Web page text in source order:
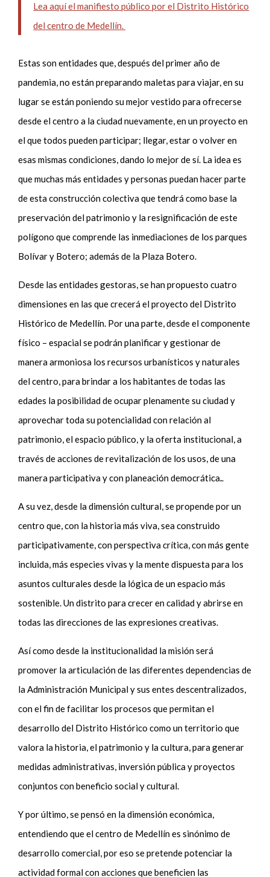
Lea aquí el manifiesto público por el Distrito Histórico
del centro de Medellín.
Estas son entidades que, después del primer año de
pandemia, no están preparando maletas para viajar, en su
lugar se están poniendo su mejor vestido para ofrecerse
desde el centro a la ciudad nuevamente, en un proyecto en
el que todos pueden participar; llegar, estar o volver en
esas mismas condiciones, dando lo mejor de sí. La idea es
que muchas más entidades y personas puedan hacer parte
de esta construcción colectiva que tendrá como base la
preservación del patrimonio y la resignificación de este
polígono que comprende las inmediaciones de los parques
Bolívar y Botero; además de la Plaza Botero.
Desde las entidades gestoras, se han propuesto cuatro
dimensiones en las que crecerá el proyecto del Distrito
Histórico de Medellín. Por una parte, desde el componente
físico – espacialse podrán planificar y gestionar de
manera armoniosa los recursos urbanísticos y naturales
del centro, para brindar a los habitantes de todas las
edades la posibilidad de ocupar plenamente su ciudad y
aprovechar toda su potencialidad con relación al
patrimonio, el espacio público, y la oferta institucional, a
través de acciones de revitalización de los usos, de una
manera participativa y con planeación democrática..
A su vez, desde la dimensión cultural, se propende por un
centro que, con la historia más viva, sea construido
participativamente, con perspectiva crítica, con más gente
incluida, más especies vivas y la mente dispuesta para los
asuntos culturales desde la lógica de un espacio más
sostenible. Un distrito para crecer en calidad y abrirse en
todas las direcciones de las expresiones creativas.
Así como desde la institucionalidad la misión será
promover la articulación de las diferentes dependencias de
la Administración Municipal y sus entes descentralizados,
con el fin de facilitar los procesos que permitan el
desarrollo del Distrito Histórico como un territorio que
valora la historia, el patrimonio y la cultura, para generar
medidas administrativas, inversión pública y proyectos
conjuntos con beneficio social y cultural.
Ypor último, se pensó en la dimensión económica,
entendiendo que el centro de Medellín es sinónimo de
desarrollo comercial, por eso se pretende potenciar la
actividad formal con acciones que beneficien las